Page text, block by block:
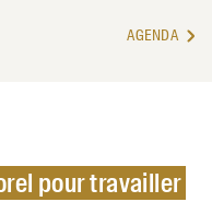
AGENDA
pour travailler